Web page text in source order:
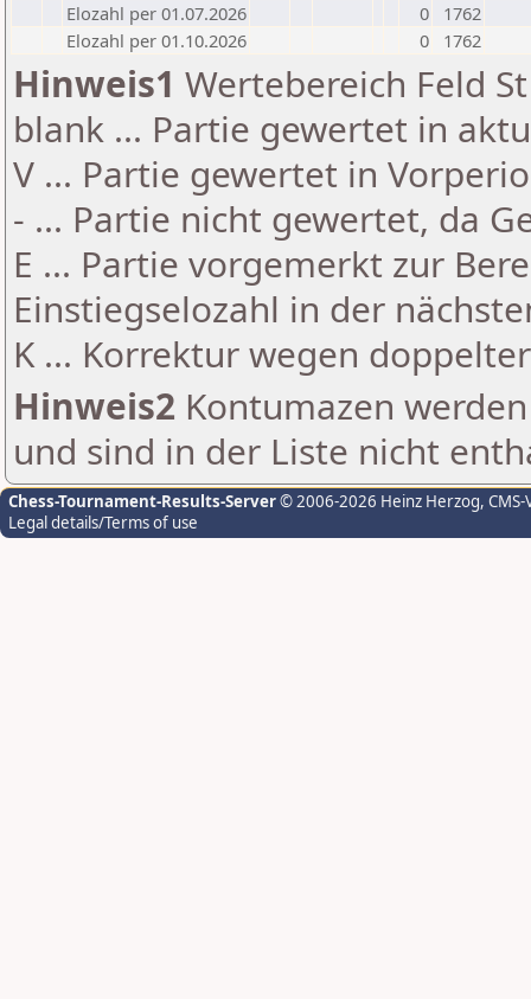
Elozahl per 01.07.2026
0
1762
Elozahl per 01.10.2026
0 1762
Hinweis1 Wertebereich Feld
blank ... Partie gewertet in
V ... Partie gewertet in
- ... Partie nicht gewertet, da
E ... Partie vorgemerkt zur
Einstiegselozahl in der
K ... Korrektur wegen
Hinweis2 Kontumazen
und sind in der Liste nicht
Chess-Tournament-Results-Server© 2006-2026 Heinz Herzog,
Legal details/Terms of use